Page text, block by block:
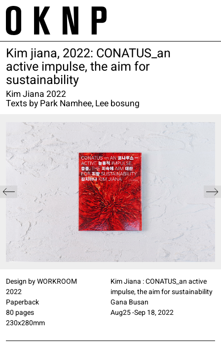
Skip
Project
About
Works
E. project@oknp.kr
Space
Galleries
Publication
E. space@oknp.kr
Contact
Kim jiana, 2022: CONATUS_an
active impulse, the aim for
sustainability
Kim Jiana 2022
Texts by Park Namhee, Lee bosung
Design by WORKROOM
2022
Paperback
80 pages
230x280mm
Kim Jiana : CONATUS_an active
impulse, the aim for sustainability
Gana Busan
Aug25 -Sep 18, 2022